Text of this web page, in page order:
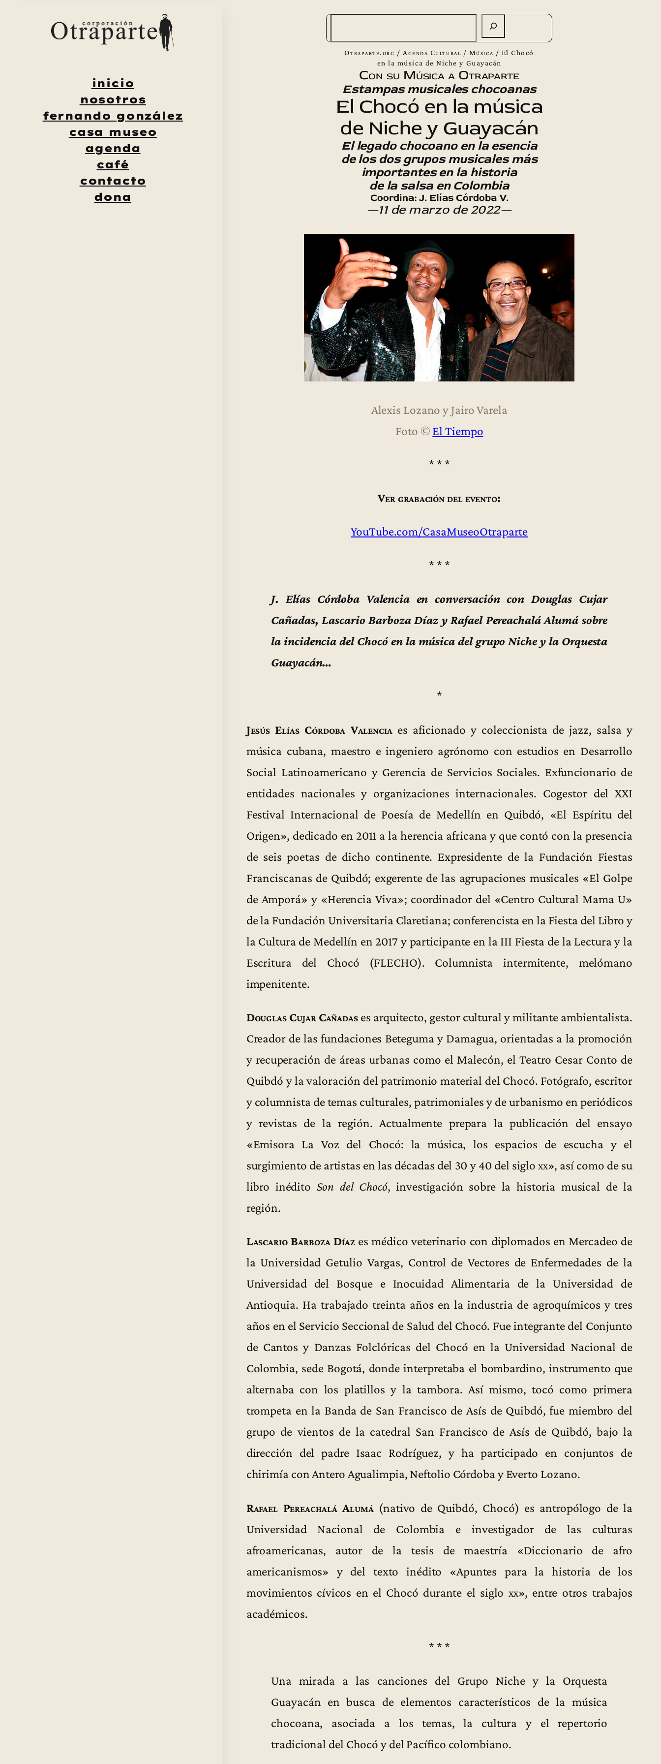
inicio
nosotros
fernando gonzález
casa museo
agenda
café
contacto
dona
Otraparte.org / Agenda Cultural / Música / El Chocó
en la música de Niche y Guayacán
Con su Música a Otraparte
Estampas musicales chocoanas
El Chocó en la música
de Niche y Guayacán
El legado chocoano en la esencia
de los dos grupos musicales más
importantes en la historia
de la salsa en Colombia
Coordina: J. Elías Córdoba V.
—11 de marzo de 2022—
Alexis Lozano y Jairo Varela
Foto © El Tiempo
* * *
Ver grabación del evento:
YouTube.com/CasaMuseoOtraparte
* * *
J. Elías Córdoba Valencia en conversación con Douglas Cujar
Cañadas, Lascario Barboza Díaz y Rafael Pereachalá Alumá sobre
la incidencia del Chocó en la música del grupo Niche y la Orquesta
Guayacán…
*
Jesús Elías Córdoba Valencia es aficionado y coleccionista de jazz, salsa y
música cubana, maestro e ingeniero agrónomo con estudios en Desarrollo
Social Latinoamericano y Gerencia de Servicios Sociales. Exfuncionario de
entidades nacionales y organizaciones internacionales. Cogestor del XXI
Festival Internacional de Poesía de Medellín en Quibdó, «El Espíritu del
Origen», dedicado en 2011 a la herencia africana y que contó con la presencia
de seis poetas de dicho continente. Expresidente de la Fundación Fiestas
Franciscanas de Quibdó; exgerente de las agrupaciones musicales «El Golpe
de Amporá» y «Herencia Viva»; coordinador del «Centro Cultural Mama U»
de la Fundación Universitaria Claretiana; conferencista en la Fiesta del Libro y
la Cultura de Medellín en 2017 y participante en la III Fiesta de la Lectura y la
Escritura del Chocó (FLECHO). Columnista intermitente, melómano
impenitente.
Douglas Cujar Cañadases arquitecto, gestor cultural y militante ambientalista.
Creador de las fundaciones Beteguma y Damagua, orientadas a la promoción
y recuperación de áreas urbanas como el Malecón, el Teatro Cesar Conto de
Quibdó y la valoración del patrimonio material del Chocó. Fotógrafo, escritor
y columnista de temas culturales, patrimoniales y de urbanismo en periódicos
y revistas de la región. Actualmente prepara la publicación del ensayo
«Emisora La Voz del Chocó: la música, los espacios de escucha y el
surgimiento de artistas en las décadas del 30 y 40 del sigloxx», así como de su
libro inédito Son del Chocó, investigación sobre la historia musical de la
región.
Lascario Barboza Díazes médico veterinario con diplomados en Mercadeo de
la Universidad Getulio Vargas, Control de Vectores de Enfermedades de la
Universidad del Bosque e Inocuidad Alimentaria de la Universidad de
Antioquia. Ha trabajado treinta años en la industria de agroquímicos y tres
años en el Servicio Seccional de Salud del Chocó. Fue integrante del Conjunto
de Cantos y Danzas Folclóricas del Chocó en la Universidad Nacional de
Colombia, sede Bogotá, donde interpretaba el bombardino, instrumento que
alternaba con los platillos y la tambora. Así mismo, tocó como primera
trompeta en la Banda de San Francisco de Asís de Quibdó, fue miembro del
grupo de vientos de la catedral San Francisco de Asís de Quibdó, bajo la
dirección del padre Isaac Rodríguez, y ha participado en conjuntos de
chirimía con Antero Agualimpia, Neftolio Córdoba y Everto Lozano.
Rafael Pereachalá Alumá (nativo de Quibdó, Chocó) es antropólogo de la
Universidad Nacional de Colombia e investigador de las culturas
afroamericanas, autor de la tesis de maestría «Diccionario de afro
americanismos» y del texto inédito «Apuntes para la historia de los
movimientos cívicos en el Chocó durante el siglo xx», entre otros trabajos
académicos.
* * *
Una mirada a las canciones del Grupo Niche y la Orquesta
Guayacán en busca de elementos característicos de la música
chocoana, asociada a los temas, la cultura y el repertorio
tradicional del Chocó y del Pacífico colombiano.